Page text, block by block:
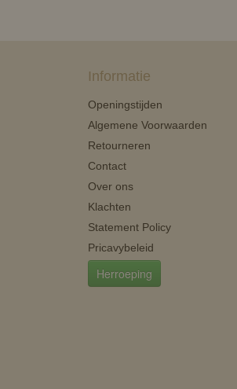
Informatie
Openingstijden
Algemene Voorwaarden
Retourneren
Contact
Over ons
Klachten
Statement Policy
Pricavybeleid
Herroeping